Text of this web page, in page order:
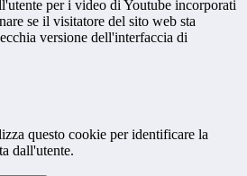
per i video di Youtube incorporati
se il visitatore del sito web sta
versione dell'interfaccia di
questo cookie per identificare la
dall'utente.